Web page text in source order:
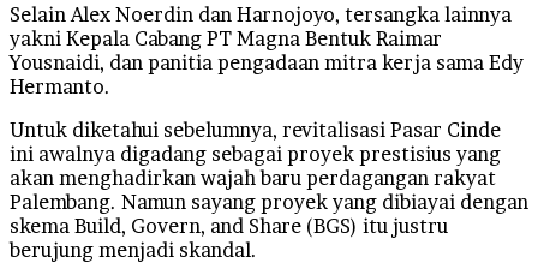
Selain Alex Noerdin dan Harnojoyo, tersangka lainnya
yakni Kepala Cabang PT Magna Bentuk Raimar
Yousnaidi, dan panitia pengadaan mitra kerja sama Edy
Hermanto.
Untuk diketahui sebelumnya, revitalisasi Pasar Cinde
ini awalnya digadang sebagai proyek prestisius yang
akan menghadirkan wajah baru perdagangan rakyat
Palembang. Namun sayang proyek yang dibiayai dengan
skema Build, Govern, and Share (BGS) itu justru
berujung menjadi skandal.